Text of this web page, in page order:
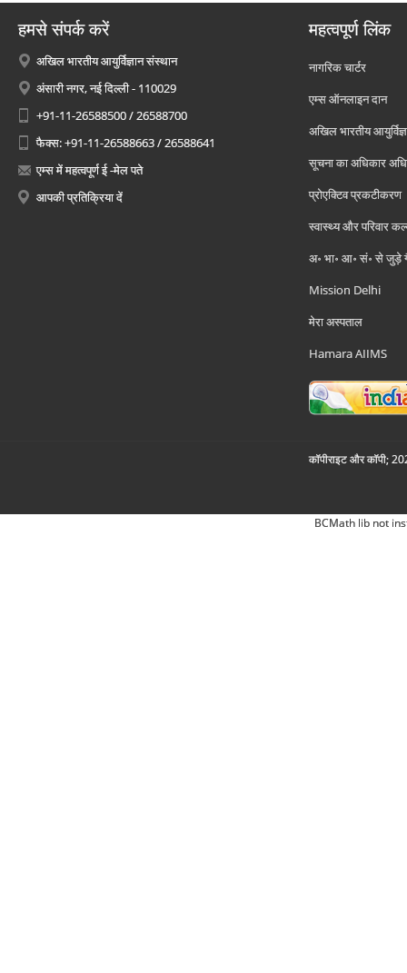
हमसे संपर्क करें
अखिल भारतीय आयुर्विज्ञान संस्थान
अंसारी नगर, नई दिल्ली - 110029
+91-11-26588500 / 26588700
फैक्स: +91-11-26588663 / 26588641
एम्स में महत्वपूर्ण ई -मेल पते
आपकी प्रतिक्रिया दें
महत्वपूर्ण लिंक
नागरिक चार्टर
एम्स ऑनलाइन दान
अखिल भारतीय
सूचना का अधिकार
प्रोएक्टिव प्रकटीकरण
स्वास्थ्य और परिवार
अ॰ भा॰ आ॰ सं॰ से जुड़े
Mission Delhi
मेरा अस्पताल
Hamara AIIMS
कॉपीराइट और कॉपी;
BCMath lib not